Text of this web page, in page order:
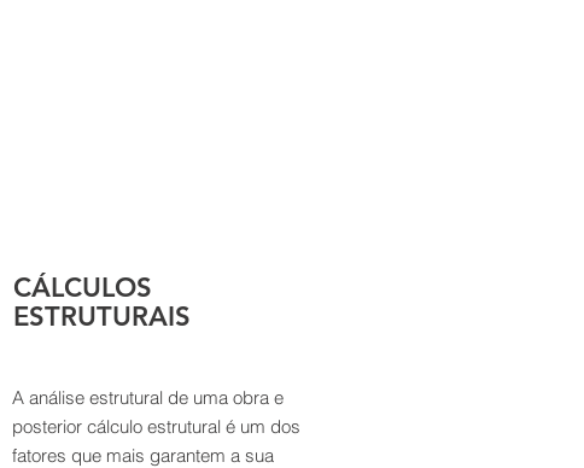
CÁLCULOS
ESTRUTURAIS
A análise estrutural de uma obra e
posterior cálculo estrutural é um dos
fatores que mais garantem a sua